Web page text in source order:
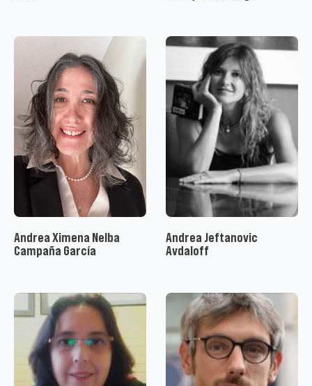
Andrea Ximena Nelba
Campaña García
Andrea Jeftanovic
Avdaloff